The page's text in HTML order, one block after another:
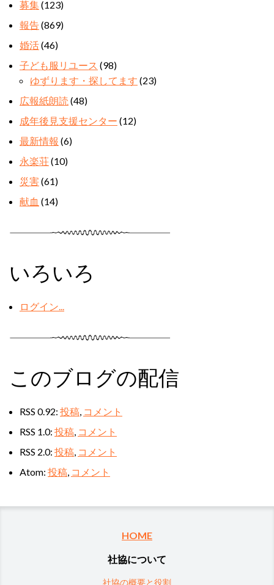
募集(123)
報告(869)
婚活(46)
子ども服リユース (98)
ゆずります・探してます (23)
広報紙朗読 (48)
成年後見支援センター (12)
最新情報 (6)
永楽荘(10)
災害(61)
献血 (14)
いろいろ
ログイン...
このブログの配信
RSS 0.92: 投稿, コメント
RSS 1.0: 投稿, コメント
RSS 2.0: 投稿, コメント
Atom: 投稿, コメント
HOME
社協について
社協の概要と役割